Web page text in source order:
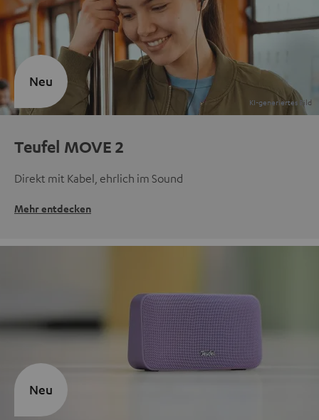
Teufel MOVE 2
Direkt mit Kabel, ehrlich im Sound
Mehr entdecken
Neu
Neu